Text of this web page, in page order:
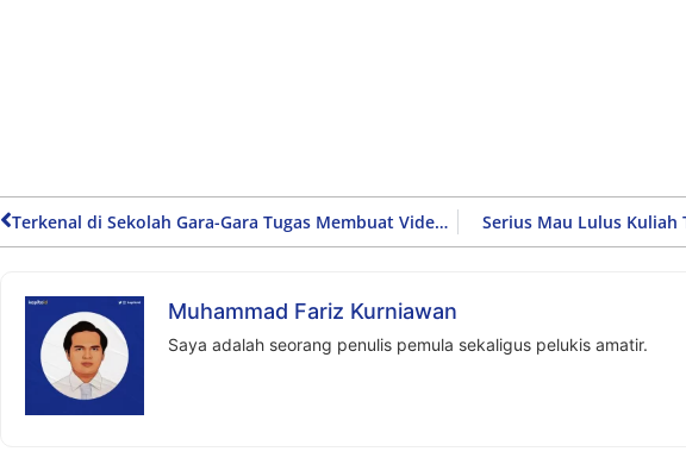
Terkenal di Sekolah Gara-Gara Tugas Membuat Video Klip Serius Mau Lulus Kuliah
Muhammad Fariz Kurniawan
Saya adalah seorang penulis pemula sekaligus pelukis amatir.